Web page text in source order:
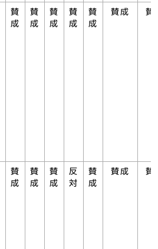
賛
成
賛
成
賛
成
賛
成
賛
成
賛成 賛
賛
成
賛
成
賛
成
反
対
賛
成
賛成 賛